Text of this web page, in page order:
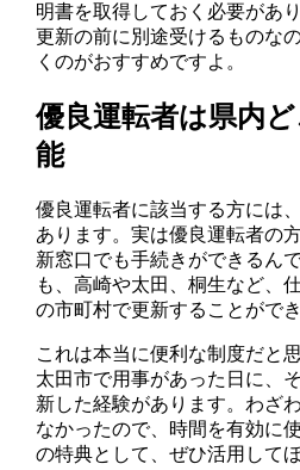
明書を取得しておく必要があ
更新の前に別途受けるものな
くのがおすすめですよ。
優良運転者は県内
能
優良運転者に該当する方には
あります。実は優良運転者の
新窓口でも手続きができるん
も、高崎や太田、桐生など、
の市町村で更新することがで
これは本当に便利な制度だと
太田市で用事があった日に、
新した経験があります。わざ
なかったので、時間を有効に
の特典として、ぜひ活用して